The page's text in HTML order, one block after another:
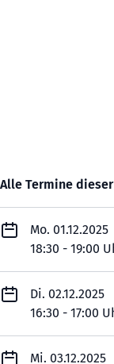
Alle Termine
Mo. 01.12.2025
18:30 - 19:00
Di. 02.12.2025
16:30 - 17:00
Mi. 03.12.2025